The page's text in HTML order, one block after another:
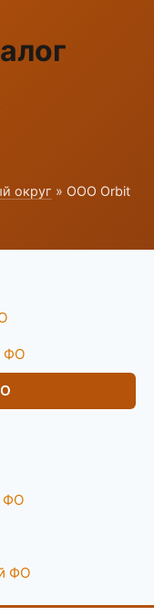
округ » ООО Orbit
ФО
ФО
ФО